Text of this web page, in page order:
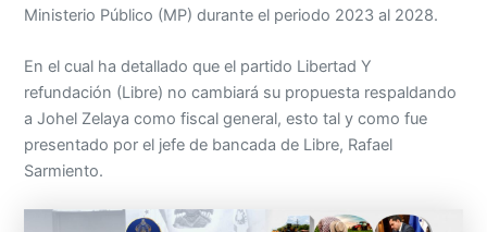
Ministerio Público (MP) durante el periodo 2023 al 2028.
En el cual ha detallado que el partido Libertad Y
refundación (Libre) no cambiará su propuesta respaldando
a Johel Zelaya como fiscal general, esto tal y como fue
presentado por el jefe de bancada de Libre, Rafael
Sarmiento.